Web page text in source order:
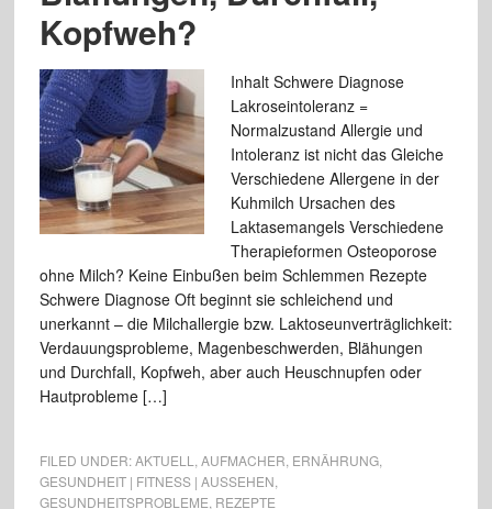
Kopfweh?
Inhalt Schwere Diagnose
Lakroseintoleranz =
Normalzustand Allergie und
Intoleranz ist nicht das Gleiche
Verschiedene Allergene in der
Kuhmilch Ursachen des
Laktasemangels Verschiedene
Therapieformen Osteoporose
ohne Milch? Keine Einbußen beim Schlemmen Rezepte
Schwere Diagnose Oft beginnt sie schleichend und
unerkannt – die Milchallergie bzw. Laktoseunverträglichkeit:
Verdauungsprobleme, Magenbeschwerden, Blähungen
und Durchfall, Kopfweh, aber auch Heuschnupfen oder
Hautprobleme […]
FILED UNDER:AKTUELL AUFMACHER ERNÄHRUNG,
GESUNDHEIT | FITNESS | AUSSEHEN
GESUNDHEITSPROBLEME REZEPTE